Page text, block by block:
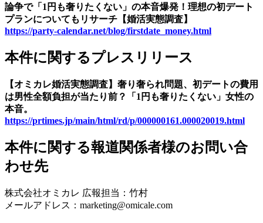
論争で「1円も奢りたくない」の本音爆発！理想の初デート
プランについてもリサーチ【婚活実態調査】
https://party-calendar.net/blog/firstdate_money.html
本件に関するプレスリリース
【オミカレ婚活実態調査】奢り奢られ問題、初デートの費用
は男性全額負担が当たり前？「1円も奢りたくない」女性の
本音。
https://prtimes.jp/main/html/rd/p/000000161.000020019.html
本件に関する報道関係者様のお問い合
わせ先
株式会社オミカレ 広報担当：竹村
メールアドレス：marketing@omicale.com